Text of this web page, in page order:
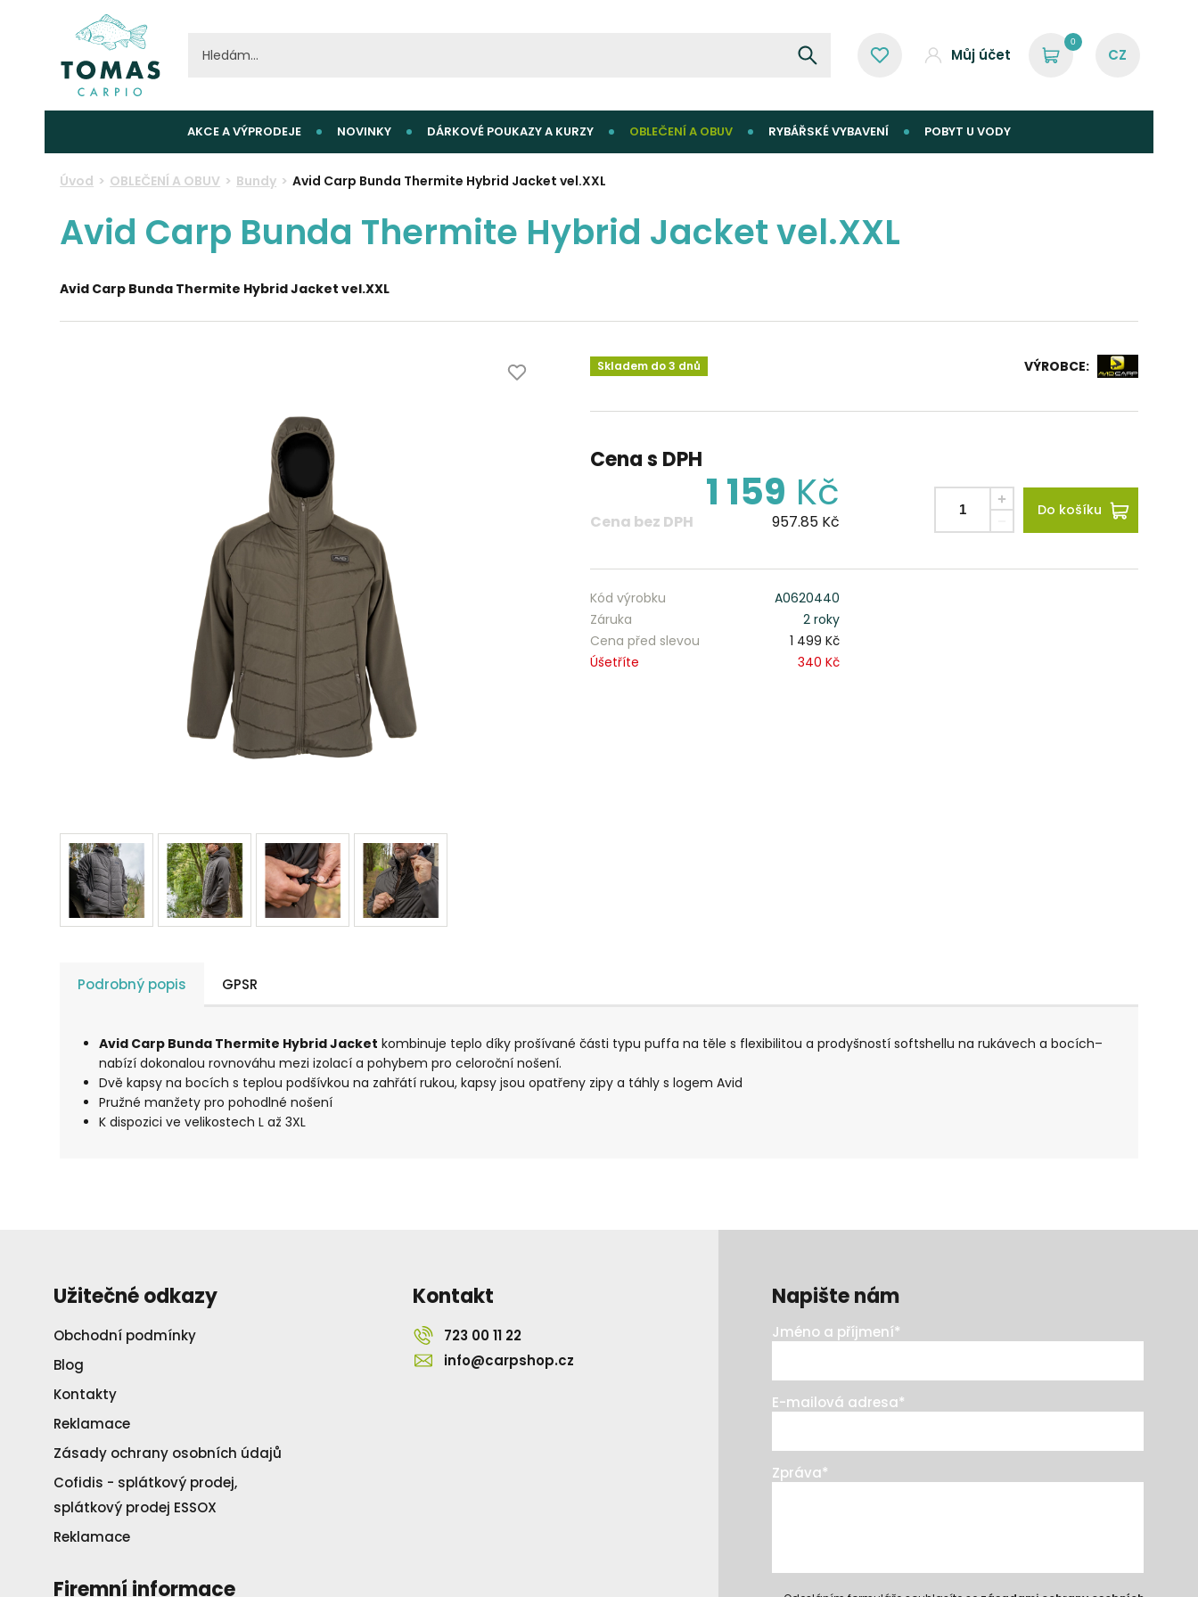
Můj účet
0
AKCE A VÝPRODEJE NOVINKY DÁRKOVÉ POUKAZY A KURZY OBLEČENÍ A OBUV RYBÁŘSKÉ VYBAVENÍ POBYT U VODY
Úvod OBLEČENÍ A OBUV Bundy Avid Carp Bunda Thermite Hybrid Jacket vel.XXL
Avid Carp Bunda Thermite Hybrid Jacket vel.XXL
Avid Carp Bunda Thermite Hybrid Jacket vel.XXL
Skladem do 3 dnů VÝROBCE:
Cena s DPH
1 159 Kč
Cena bez DPH 957.85Kč
Do košíku
Kód výrobku
A0620440
Záruka
2 roky
Cena před slevou
1 499 Kč
Úšetříte
340 Kč
Podrobný popis GPSR
Avid Carp Bunda Thermite Hybrid Jacket kombinuje teplo díky prošívané části typu puffa na těle s flexibilitou a prodyšností softshellu na rukávech a bocích–
nabízí dokonalou rovnováhu mezi izolací a pohybem pro celoroční nošení.
Dvě kapsy na bocích s teplou podšívkou na zahřátí rukou, kapsy jsou opatřeny zipy a táhly s logem Avid
Pružné manžety pro pohodlné nošení
K dispozici ve velikostech L až 3XL
Užitečné odkazy
Obchodní podmínky
Blog
Kontakty
Reklamace
Zásady ochrany osobních údajů
Cofidis - splátkový prodej,
splátkový prodej ESSOX
Reklamace
Firemní informace
Kontakt
723 00 11 22
info@carpshop.cz
Napište nám
Jméno a příjmení*
E-mailová adresa*
Zpráva*